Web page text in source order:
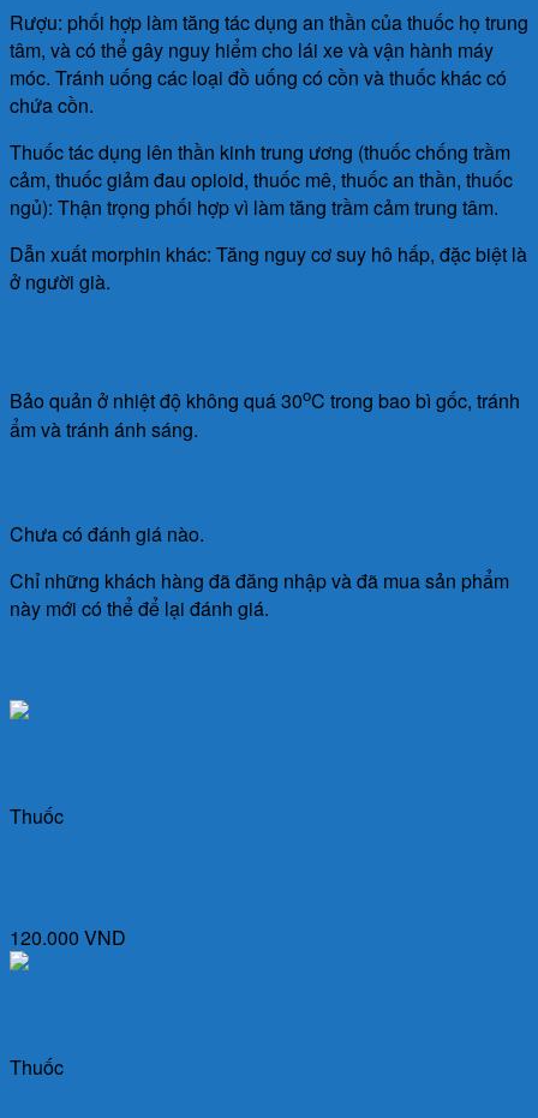
Rượu: phối hợp làm tăng tác dụng an thần của thuốc họ trung
tâm, và có thể gây nguy hiểm cho lái xe và vận hành máy
móc. Tránh uống các loại đồ uống có cồn và thuốc khác có
chứa cồn.
Thuốc tác dụng lên thần kinh trung ương (thuốc chống trầm
cảm, thuốc giảm đau opioid, thuốc mê, thuốc an thần, thuốc
ngủ): Thận trọng phối hợp vì làm tăng trầm cảm trung tâm.
Dẫn xuất morphin khác: Tăng nguy cơ suy hô hấp, đặc biệt là
ở người già.
Bảo quản ở nhiệt độ không quá 30oC trong bao bì gốc, tránh
ẩm và tránh ánh sáng.
Chưa có đánh giá nào.
Chỉ những khách hàng đã đăng nhập và đã mua sản phẩm
này mới có thể để lại đánh giá.
Thuốc
120.000 VND
Thuốc